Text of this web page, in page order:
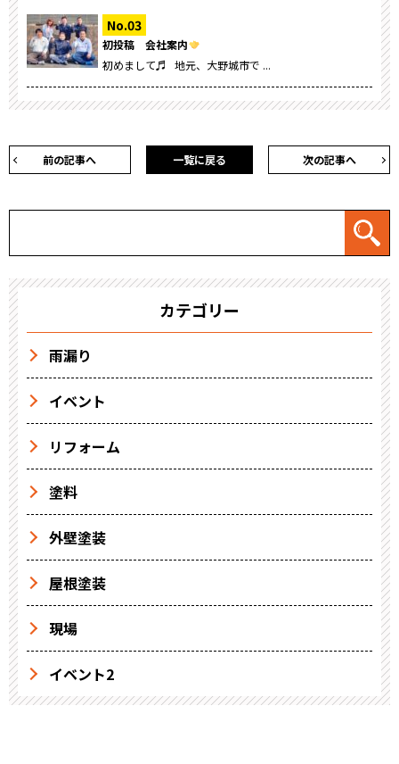
初投稿 会社案内
初めまして♬ 地元、大野城市で ...
前の記事へ 次の記事へ
一覧に戻る
カテゴリー
雨漏り
イベント
リフォーム
塗料
外壁塗装
屋根塗装
現場
イベント2